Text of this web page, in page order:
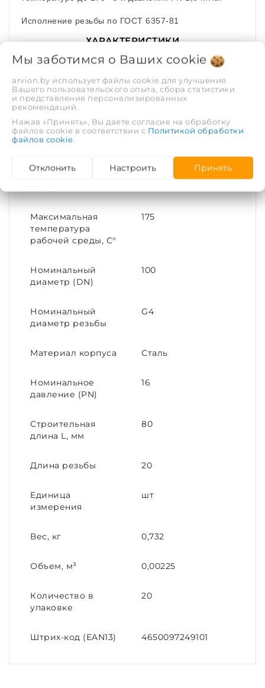
Исполнение резьбы по ГОСТ 6357-81
ХАРАКТЕРИСТИКИ
Рабочее давление,
1.6
Покрытие
Максимальная
температура
рабочей среды, С°
175
Номинальный
диаметр (DN)
100
Номинальный
диаметр резьбы
G4
Материал корпуса Сталь
Номинальное
давление (PN)
16
Строительная
длина L, мм
80
Длина резьбы 20
Единица
измерения
шт
Вес, кг 0,732
Объем, м³ 0,00225
Количество в
упаковке
20
Штрих-код (EAN13) 4650097249101
Мы заботимся о Ваших cookie
arvion.by использует файлы cookie для улучшения
Вашего пользовательского опыта, сбора статистики
и представления персонализированных
рекомендаций.
Нажав «Принять», Вы даете согласие на обработку
файлов cookie в соответствии с Политикой обработки
файлов cookie.
Отклонить Настроить Принять